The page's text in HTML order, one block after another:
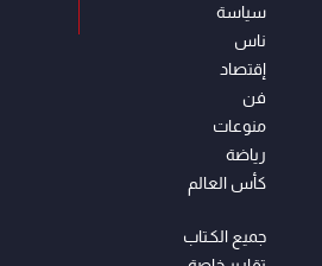
سياسة
ناس
إقتصاد
فن
منوعات
رياضة
كأس العالم
جميع الكـتاب